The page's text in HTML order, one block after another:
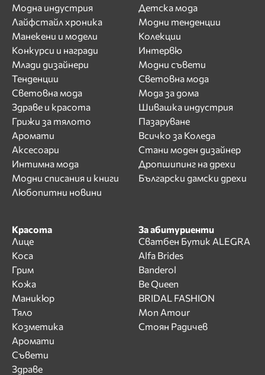
Модна индустрия
Лайфстайл хроника
Манекени и модели
Конкурси и награди
Млади дизайнери
Тенденции
Световна мода
Здраве и красота
Грижи за тялото
Аромати
Аксесоари
Интимна мода
Модни списания и книги
Любопитни новини
Детска мода
Модни тенденции
Колекции
Интервю
Модни съвети
Световна мода
Мода за дома
Шивашка индустрия
Пазаруване
Всичко за Коледа
Стани моден дизайнер
Дропшипинг на дрехи
Български дамски дрехи
Красота
Лице
Коса
Грим
Кожа
Маникюр
Тяло
Козметика
Аромати
Съвети
Здраве
За абитуриенти
Сватбен Бутик ALEGRA
Alfa Brides
Banderol
Be Queen
BRIDAL FASHION
Mon Amour
Стоян Радичев